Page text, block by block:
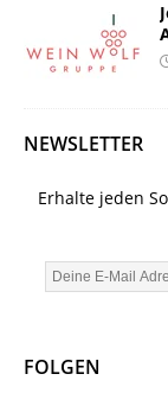
NEWSLETTER
Erhalte jeden
FOLGEN